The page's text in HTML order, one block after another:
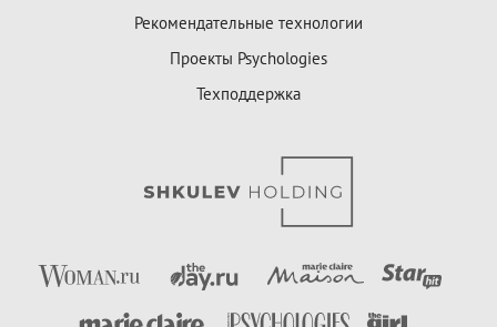
Рекомендательные технологии
Проекты Psychologies
Техподдержка